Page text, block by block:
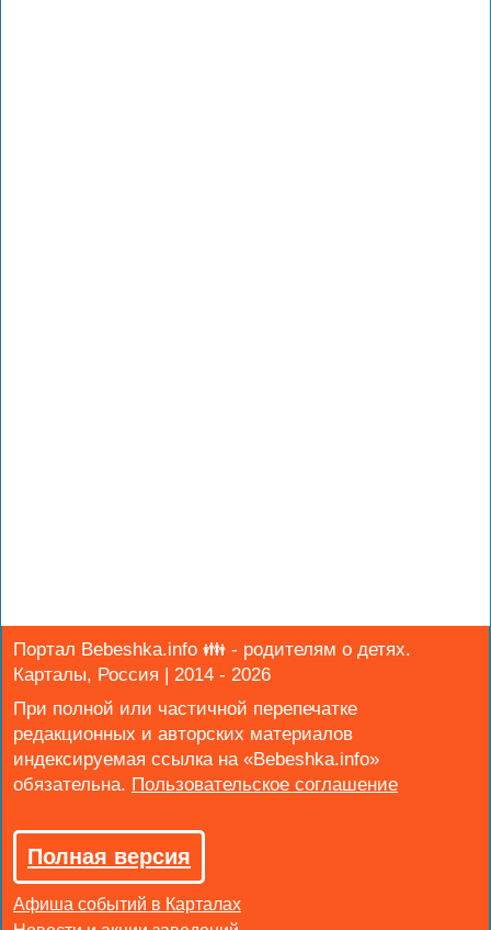
Портал Bebeshka.info 👪 - родителям о детях.
Карталы, Россия | 2014 - 2026
При полной или частичной перепечатке
редакционных и авторских материалов
индексируемая ссылка на «Bebeshka.info»
обязательна.
Полная версия
Афиша событий в Карталах